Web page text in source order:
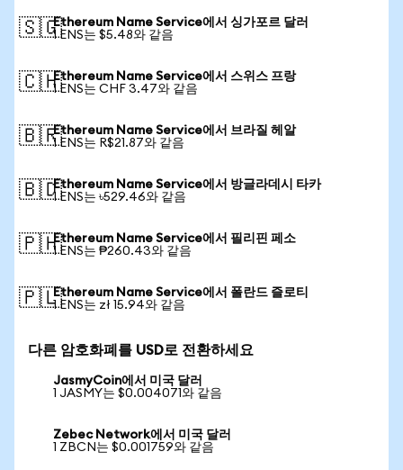
🇸🇬Ethereum Name Service에서 싱가포르 달러
1 ENS는 $5.48와 같음
🇨🇭Ethereum Name Service에서 스위스 프랑
1 ENS는 CHF 3.47와 같음
🇧🇷Ethereum Name Service에서 브라질 헤알
1 ENS는 R$21.87와 같음
🇧🇩Ethereum Name Service에서 방글라데시 타카
1 ENS는 ৳529.46와 같음
🇵🇭Ethereum Name Service에서 필리핀 페소
1 ENS는 ₱260.43와 같음
🇵🇱Ethereum Name Service에서 폴란드 즐로티
1 ENS는 zł 15.94와 같음
다른 암호화폐를 USD로 전환하세요
JasmyCoin에서 미국 달러
1 JASMY는 $0.004071와 같음
Zebec Network에서 미국 달러
1 ZBCN는 $0.001759와 같음